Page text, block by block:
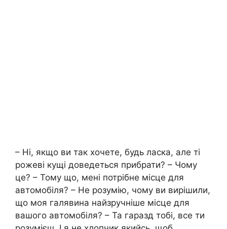
– Ні, якщо ви так хочете, будь ласка, але ті
рожеві кущі доведеться прибрати? – Чому
це? – Тому що, мені потрібне місце для
автомобіля? – Не розумію, чому ви вирішили,
що моя галявина найзручніше місце для
вашого автомобіля? – Та гаразд тобі, все ти